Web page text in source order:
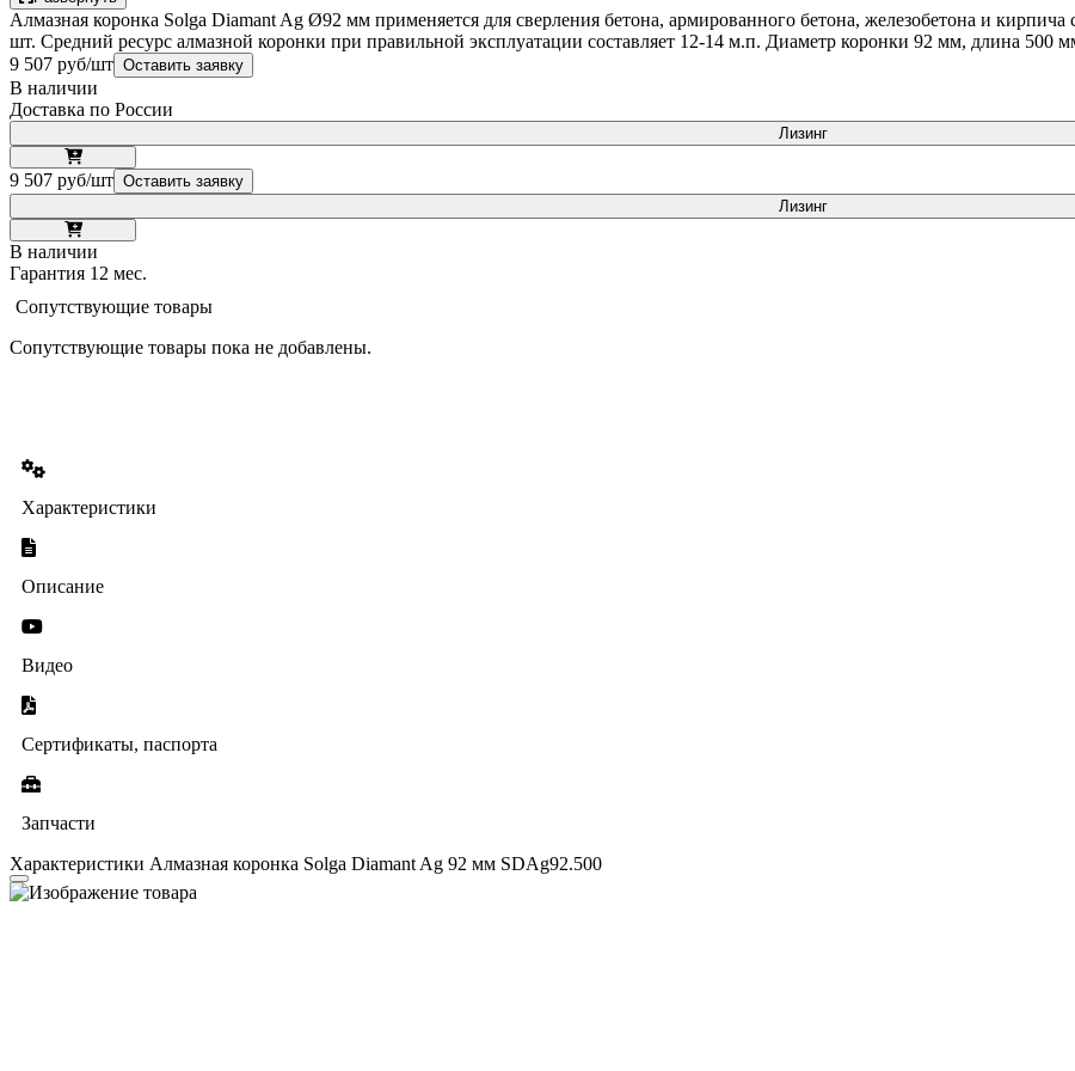
Алмазная коронка Solga Diamant Ag Ø92 мм применяется для сверления бетона, армированного бетона, железобетона и
шт. Средний ресурс алмазной коронки при правильной эксплуатации составляет 12-14 м.п. Диаметр коронки 92 мм, длина 500
9 507 руб/шт Оставить заявку
В наличии
Доставка по России
Лизинг
9 507 руб/шт Оставить заявку
Лизинг
В наличии
Гарантия 12 мес.
Сопутствующие товары
Сопутствующие товары пока не добавлены.
Характеристики
Описание
Видео
Сертификаты, паспорта
Запчасти
Характеристики Алмазная коронка Solga Diamant Ag 92 мм SDAg92.500